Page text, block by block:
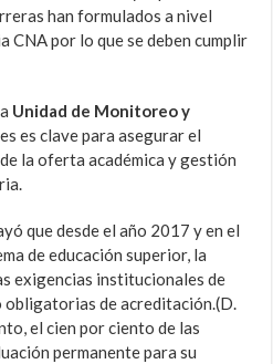
han formulados a nivel
CNA por lo que se deben cumplir
Unidad de Monitoreo y
es clave para asegurar el
la oferta académica y gestión
que desde el año 2017 y en el
de educación superior, la
exigencias institucionales de
obligatorias de acreditación.(D.
el cien por ciento de las
permanente para su